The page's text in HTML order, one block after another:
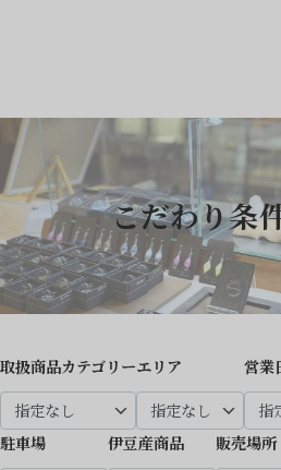
こだわり条
取扱商品カテゴリーエリア 営業
駐車場 伊豆産商品 販売場所